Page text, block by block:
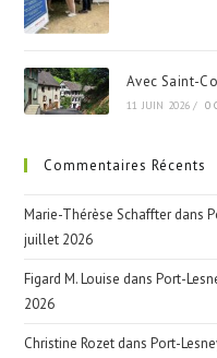
Avec Saint-
11 JUIN 2026 / 0
Commentaires Récents
Marie-Thérèse Schaffter dans
juillet 2026
Figard M. Louise dansPort-
2026
Christine Rozet dansPort-